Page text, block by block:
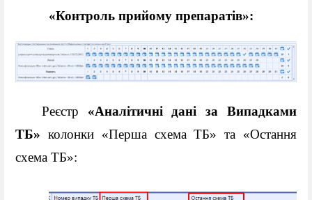
«Контроль прийому препаратів»:
Реєстр «Аналітичні дані за Випадками
ТБ» колонки «Перша схема ТБ» та «Остання
схема ТБ»: